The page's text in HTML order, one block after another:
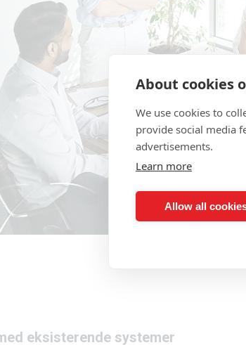
eksisterende systemer
About cookies
We use cookies to
provide social media
advertisements.
Learn more
Allow all